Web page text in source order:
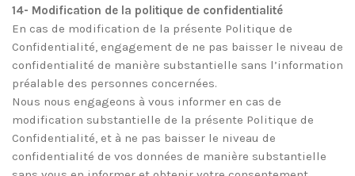
14- Modification de la politique de confidentialité
En cas de modification de la présente Politique de
Confidentialité, engagement de ne pas baisser le niveau de
confidentialité de manière substantielle sans l’information
préalable des personnes concernées.
Nous nous engageons à vous informer en cas de
modification substantielle de la présente Politique de
Confidentialité, et à ne pas baisser le niveau de
confidentialité de vos données de manière substantielle